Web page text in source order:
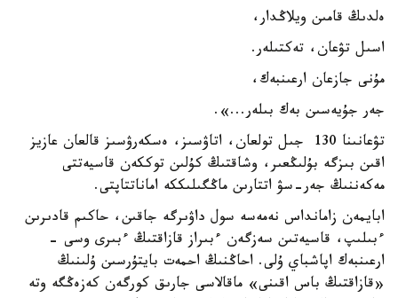
ەلدىڭ قامىن ويلاڭدار،
اسىل تۋعان، تەكتىلەر.
مۇنى جازعان ارعىنبەك،
جەر جۇيەسىن بەك بىلەر...».
تۋعانىنا 130 جىل تولعان، اتاۋسىز، ەسكەرۋسىز قالعان عازيز
اقىن بىزگە بۇلىڭعىر، وشاقتىڭ كۇلىن توككەن قاسيەتتى
مەكەننىڭ جەر-سۋ اتتارىن ماڭگىلىككە اماناتتاپتى.
ابايمەن زامانداس نەمەسە سول داۋىرگە جاقىن، حاكىم قادىرىن
ءبىلىپ، قاسيەتىن سەزگەن ءبىراز قازاقتىڭ ءبىرى وسى -
ارعىنبەك اپاشباي ۇلى. احاڭنىڭ احمەت بايتۇرسىن ۇلىنىڭ
«قازاقتىڭ باس اقىنى» ماقالاسى جارىق كورگەن كەزەڭگە وتە